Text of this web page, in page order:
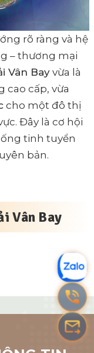
rõ ràng và hệ
– thương mại
Vân Bayvừa là
cao cấp, vừa
cho một đô thị
Đây là cơ hội
tinh tuyển
bản.
Vân Bay